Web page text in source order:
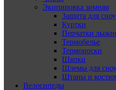
Экипировка зимняя
Защита для
Куртки
Перчатки
Термобелье
Термоноски
Шапки
Шлемы для
Штаны и
Велосипеды